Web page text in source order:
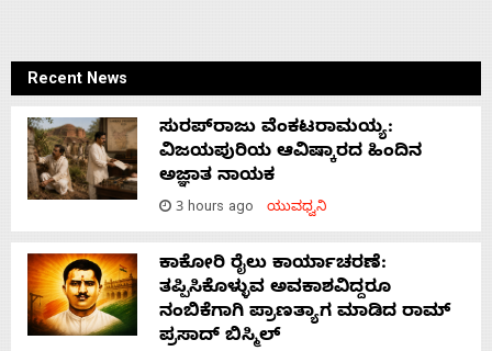
Recent News
ಸುರಪ್‌ರಾಜು ವೆಂಕಟರಾಮಯ್ಯ:
ವಿಜಯಪುರಿಯ ಆವಿಷ್ಕಾರದ ಹಿಂದಿನ
ಅಜ್ಞಾತ ನಾಯಕ
3 hours ago ಯುವಧ್ವನಿ
ಕಾಕೋರಿ ರೈಲು ಕಾರ್ಯಾಚರಣೆ:
ತಪ್ಪಿಸಿಕೊಳ್ಳುವ ಅವಕಾಶವಿದ್ದರೂ
ನಂಬಿಕೆಗಾಗಿ ಪ್ರಾಣತ್ಯಾಗ ಮಾಡಿದ ರಾಮ್
ಪ್ರಸಾದ್ ಬಿಸ್ಮಿಲ್